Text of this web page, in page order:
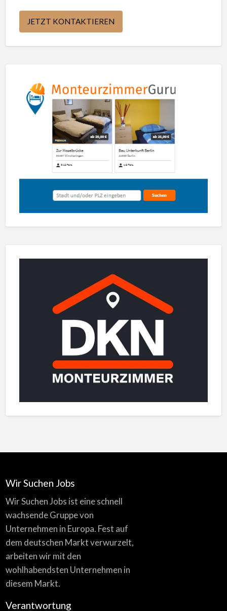
JETZT KONTAKTIEREN
Wir Suchen Jobs
Wir Suchen Jobs ist eine schnell
wachsende Gruppe von
Unternehmen in Europa. Fest auf
dem deutschen Markt verwurzelt,
arbeiten wir mit den
wohlhabendsten Unternehmen in
diesem Markt.
Verantwortung